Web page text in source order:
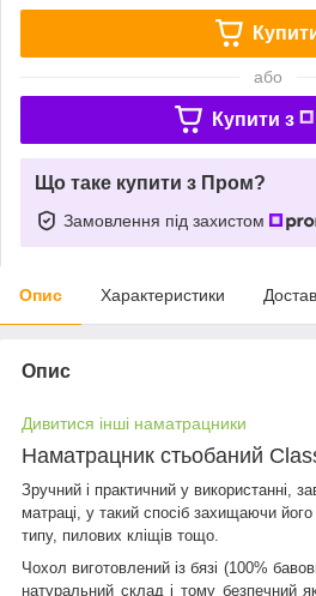
або
Купити з
Що таке купити з Пром?
Замовлення під захистом
Опис Характеристики
Опис
Дивитися інші наматрацники
Наматрацник стьобаний
Зручний і практичний у використанні,
матраці, у такий спосіб захищаючи його
типу, пилових кліщів тощо.
Чохол виготовлений із бязі (100%
натуральний склад і тому безпечний